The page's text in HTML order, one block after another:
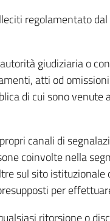
regolamentato
giudiziaria o
atti od
di cui sono venute
canali di
coinvolte nella
sul sito istituzionale
per
ritorsione o